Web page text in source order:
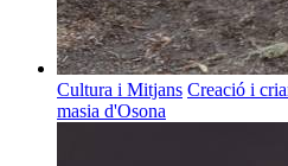
Cultura i Mitjans Creació i
masia d'Osona